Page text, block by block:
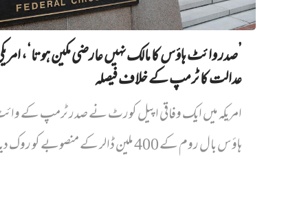
’صدر وائٹ ہاؤس کا مالک نہیں‌ عارضی مکین ہوتا‘،
عدالت کا ٹرمپ کے خلاف فیصلہ
امریکہ میں ایک وفاقی اپیل کورٹ نے صدر ٹرمپ کے
ہاؤس بال روم کے 400 ملین ڈالر کے منصوبے کو روک دیا...